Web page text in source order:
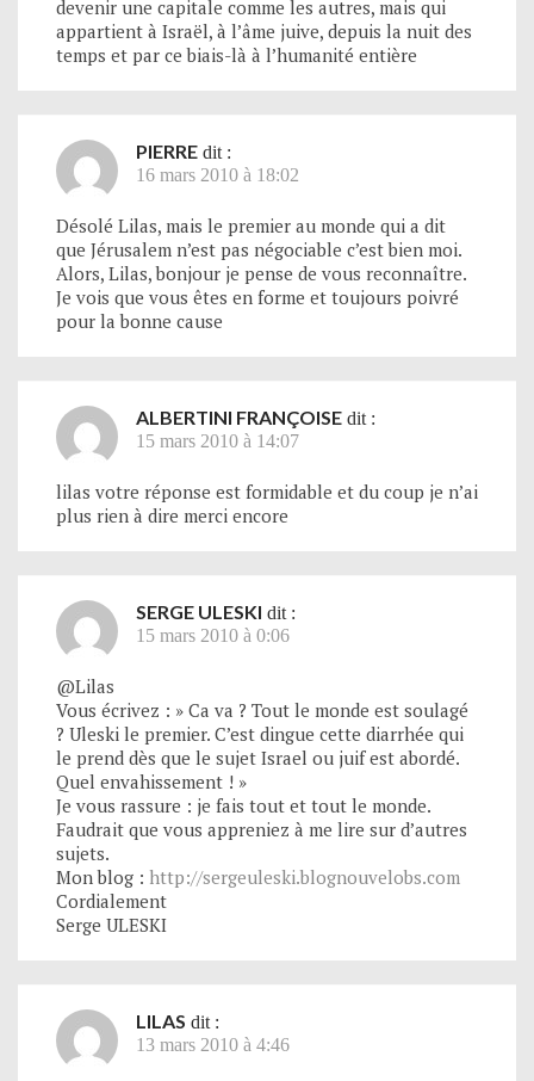
devenir une capitale comme les autres, mais qui
appartient à Israël, à l’âme juive, depuis la nuit des
temps et par ce biais-là à l’humanité entière
PIERRE dit :
16 mars 2010 à 18:02
Désolé Lilas, mais le premier au monde qui a dit
que Jérusalem n’est pas négociable c’est bien moi.
Alors, Lilas, bonjour je pense de vous reconnaître.
Je vois que vous êtes en forme et toujours poivré
pour la bonne cause
ALBERTINI FRANÇOISE dit :
15 mars 2010 à 14:07
lilas votre réponse est formidable et du coup je n’ai
plus rien à dire merci encore
SERGE ULESKI dit :
15 mars 2010 à 0:06
@Lilas
Vous écrivez : » Ca va ? Tout le monde est soulagé
? Uleski le premier. C’est dingue cette diarrhée qui
le prend dès que le sujet Israel ou juif est abordé.
Quel envahissement ! »
Je vous rassure : je fais tout et tout le monde.
Faudrait que vous appreniez à me lire sur d’autres
sujets.
Mon blog : http://sergeuleski.blognouvelobs.com
Cordialement
Serge ULESKI
LILAS dit :
13 mars 2010 à 4:46